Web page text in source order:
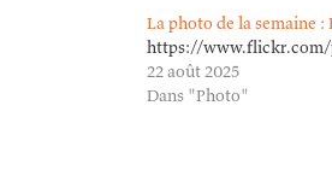
La photo de la semaine :
https://www.flickr.com/
22 août 2025
Dans "Photo"